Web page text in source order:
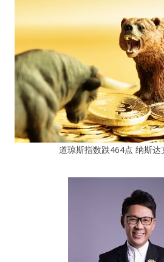
道琼斯指数跌464点 纳斯达